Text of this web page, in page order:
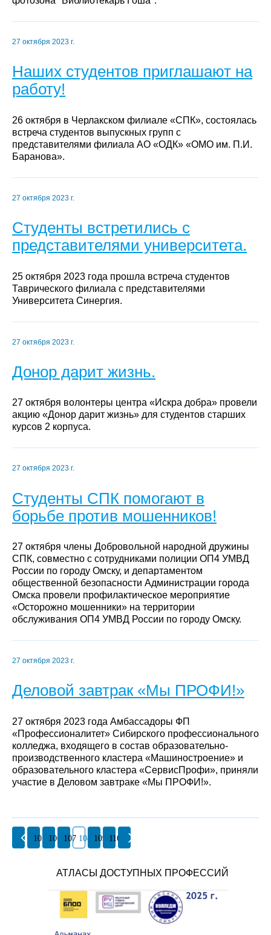
27 октября 2023 г.
Наших студентов приглашают на
работу!
26 октября в Черлакском филиале «СПК», состоялась
встреча студентов выпускных групп с
представителями филиала АО «ОДК» «ОМО им. П.И.
Баранова».
27 октября 2023 г.
Студенты встретились с
представителями университета.
25 октября 2023 года прошла встреча студентов
Таврического филиала с представителями
Университета Синергия.
27 октября 2023 г.
Донор дарит жизнь.
27 октября волонтеры центра «Искра добра» провели
акцию «Донор дарит жизнь» для студентов старших
курсов 2 корпуса.
27 октября 2023 г.
Студенты СПК помогают в
борьбе против мошенников!
27 октября члены Добровольной народной дружины
СПК, совместно с сотрудниками полиции ОП4 УМВД
России по городу Омску, и департаментом
общественной безопасности Администрации города
Омска провели профилактическое мероприятие
«Осторожно мошенники» на территории
обслуживания ОП4 УМВД России по городу Омску.
27 октября 2023 г.
Деловой завтрак «Мы ПРОФИ!»
27 октября 2023 года Амбассадоры ФП
«Профессионалитет» Сибирского профессионального
колледжа, входящего в состав образовательно-
производственного кластера «Машиностроение» и
образовательного кластера «СервисПрофи», приняли
участие в Деловом завтраке «Мы ПРОФИ!».
105 106 107 108 109 110
АТЛАСЫ ДОСТУПНЫХ ПРОФЕССИЙ